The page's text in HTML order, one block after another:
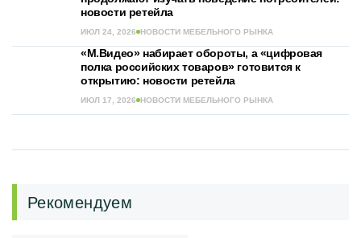
новости ретейла
ИЮЛ 24, 2026 НОВОСТИ МЕБЕЛЬНОГО РЫНКА
«М.Видео» набирает обороты, а «цифровая
полка российских товаров» готовится к
открытию: новости ретейла
ИЮЛ 17, 2026 НОВОСТИ МЕБЕЛЬНОГО РЫНКА
Рекомендуем